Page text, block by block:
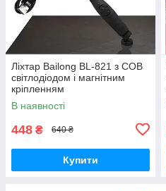
Ліхтар Bailong BL-821 з COB
світлодіодом і магнітним
кріпленням
В наявності
448 ₴ 640 ₴
Купити